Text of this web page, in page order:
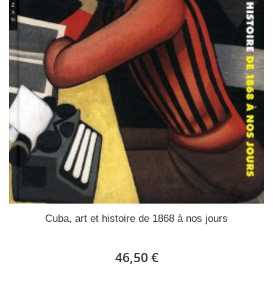
Cuba, art et histoire de 1868 à nos jours
46,50 €